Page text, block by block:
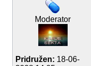
Moderator
Pridružen: 18-06-